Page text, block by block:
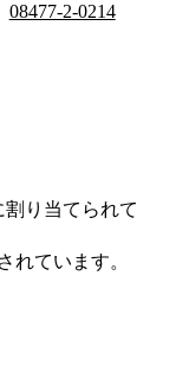
08477-2-0214
割り当てられて
れています。